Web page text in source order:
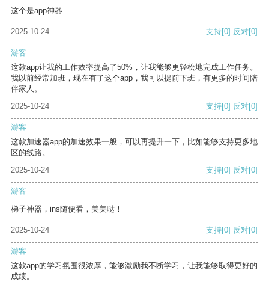
这个是app神器
2025-10-24 支持[0] 反对[0]
游客
这款app让我的工作效率提高了50%，让我能够更轻松地完成工作任务。
我以前经常加班，现在有了这个app，我可以提前下班，有更多的时间陪
伴家人。
2025-10-24
支持[0] 反对[0]
游客
这款加速器app的加速效果一般，可以再提升一下，比如能够支持更多地
区的线路。
2025-10-24
支持[0] 反对[0]
游客
梯子神器，ins随便看，美美哒！
2025-10-24 支持[0] 反对[0]
游客
这款app的学习氛围很浓厚，能够激励我不断学习，让我能够取得更好的
成绩。